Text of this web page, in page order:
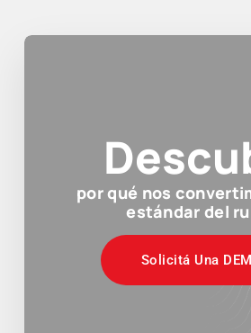
por qué nos
estándar del
Solicitá Una